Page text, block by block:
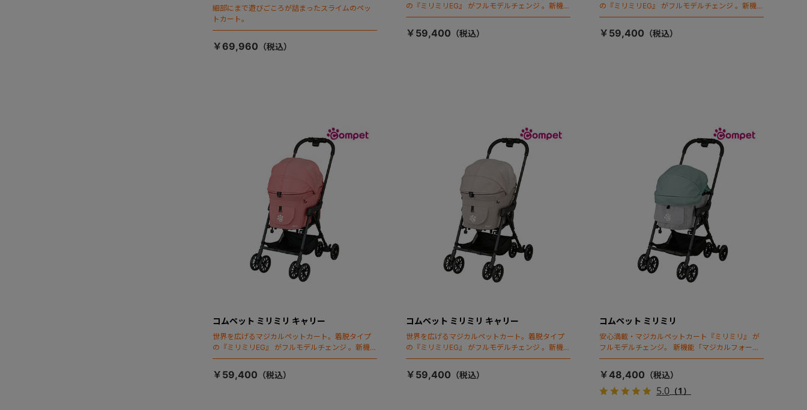
細部にまで遊びごころが詰まったスライムのペッ
トカート。
￥69,960
の『ミリミリEG』 がフルモデルチェンジ 。新機能
「マジカルフォールディング」搭載
￥59,400
の『ミリミリEG』 がフルモデルチェンジ 。新機能
「マジカルフォールディング」搭載
￥59,400
コムペット ミリミリ キャリー
世界を広げるマジカルペットカート。着脱タイプ
の『ミリミリEG』 がフルモデルチェンジ 。新機能
「マジカルフォールディング」搭載
￥59,400
コムペット ミリミリ キャリー
世界を広げるマジカルペットカート。着脱タイプ
の『ミリミリEG』 がフルモデルチェンジ 。新機能
「マジカルフォールディング」搭載
￥59,400
コムペット ミリミリ
安心満載・マジカルペットカート『ミリミリ』 が
フルモデルチェンジ。 新機能「マジカルフォール
ディング」搭載
￥48,400
5.0（1）